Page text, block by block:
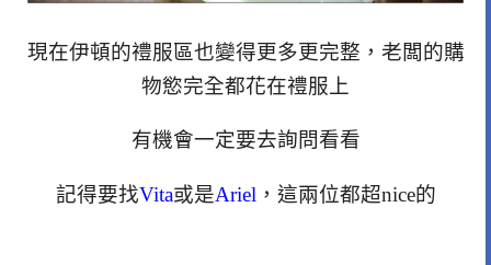
現在伊頓的禮服區也變得更多更完整，老闆的購
物慾完全都花在禮服上
有機會一定要去詢問看看
記得要找Vita或是Ariel ，這兩位都超nice的